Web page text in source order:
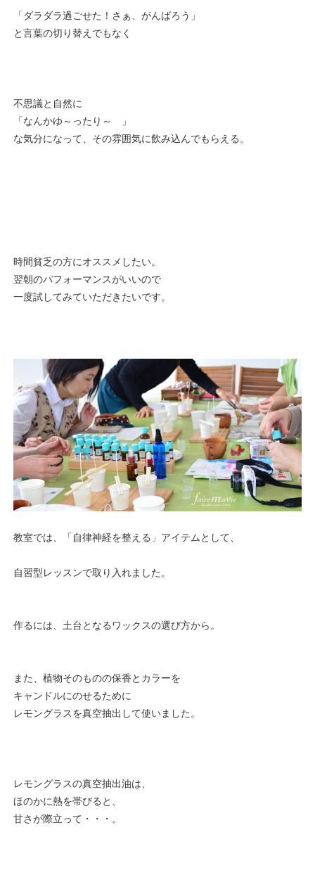
「ダラダラ過ごせた！さぁ、がんばろう」
と言葉の切り替えでもなく
不思議と自然に
「なんかゆ～ったり～ 」
な気分になって、その雰囲気に飲み込んでもらえる。
時間貧乏の方にオススメしたい。
翌朝のパフォーマンスがいいので
一度試してみていただきたいです。
教室では、「自律神経を整える」アイテムとして、
自習型レッスンで取り入れました。
作るには、土台となるワックスの選び方から。
また、植物そのものの保香とカラーを
キャンドルにのせるために
レモングラスを真空抽出して使いました。
レモングラスの真空抽出油は、
ほのかに熱を帯びると、
甘さが際立って・・・。